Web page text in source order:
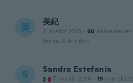
美 美紀
Tilmeldt 2015 · 60 anmeldelser
for ca. 6 år siden
S Sandra Estefanía
Tilmeldt 2018 · 19